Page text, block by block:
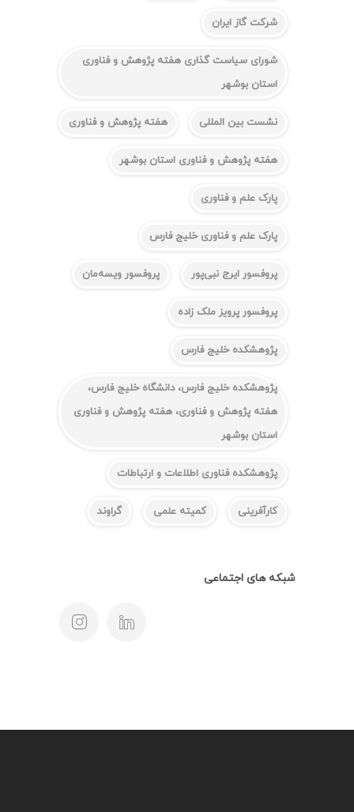
شرکت گاز ایران
شورای سیاست گذاری هفته پژوهش و فناوری
استان بوشهر
نشست بین المللی هفته پژوهش و فناوری
هفته پژوهش و فناوری استان بوشهر
پارک علم و فناوری
پارک علم و فناوری خلیج فارس
پروفسور ایرج نبی‌پور پروفسور ویسه‌مان
پروفسور پرویز ملک زاده
پژوهشکده خلیج فارس
پژوهشکده خلیج فارس، دانشگاه خلیج فارس،
هفته پژوهش و فناوری، هفته پژوهش و فناوری
استان بوشهر
پژوهشکده فناوری اطلاعات و ارتباطات
کارآفرینی کمیته علمی گراوند
شبکه های اجتماعی